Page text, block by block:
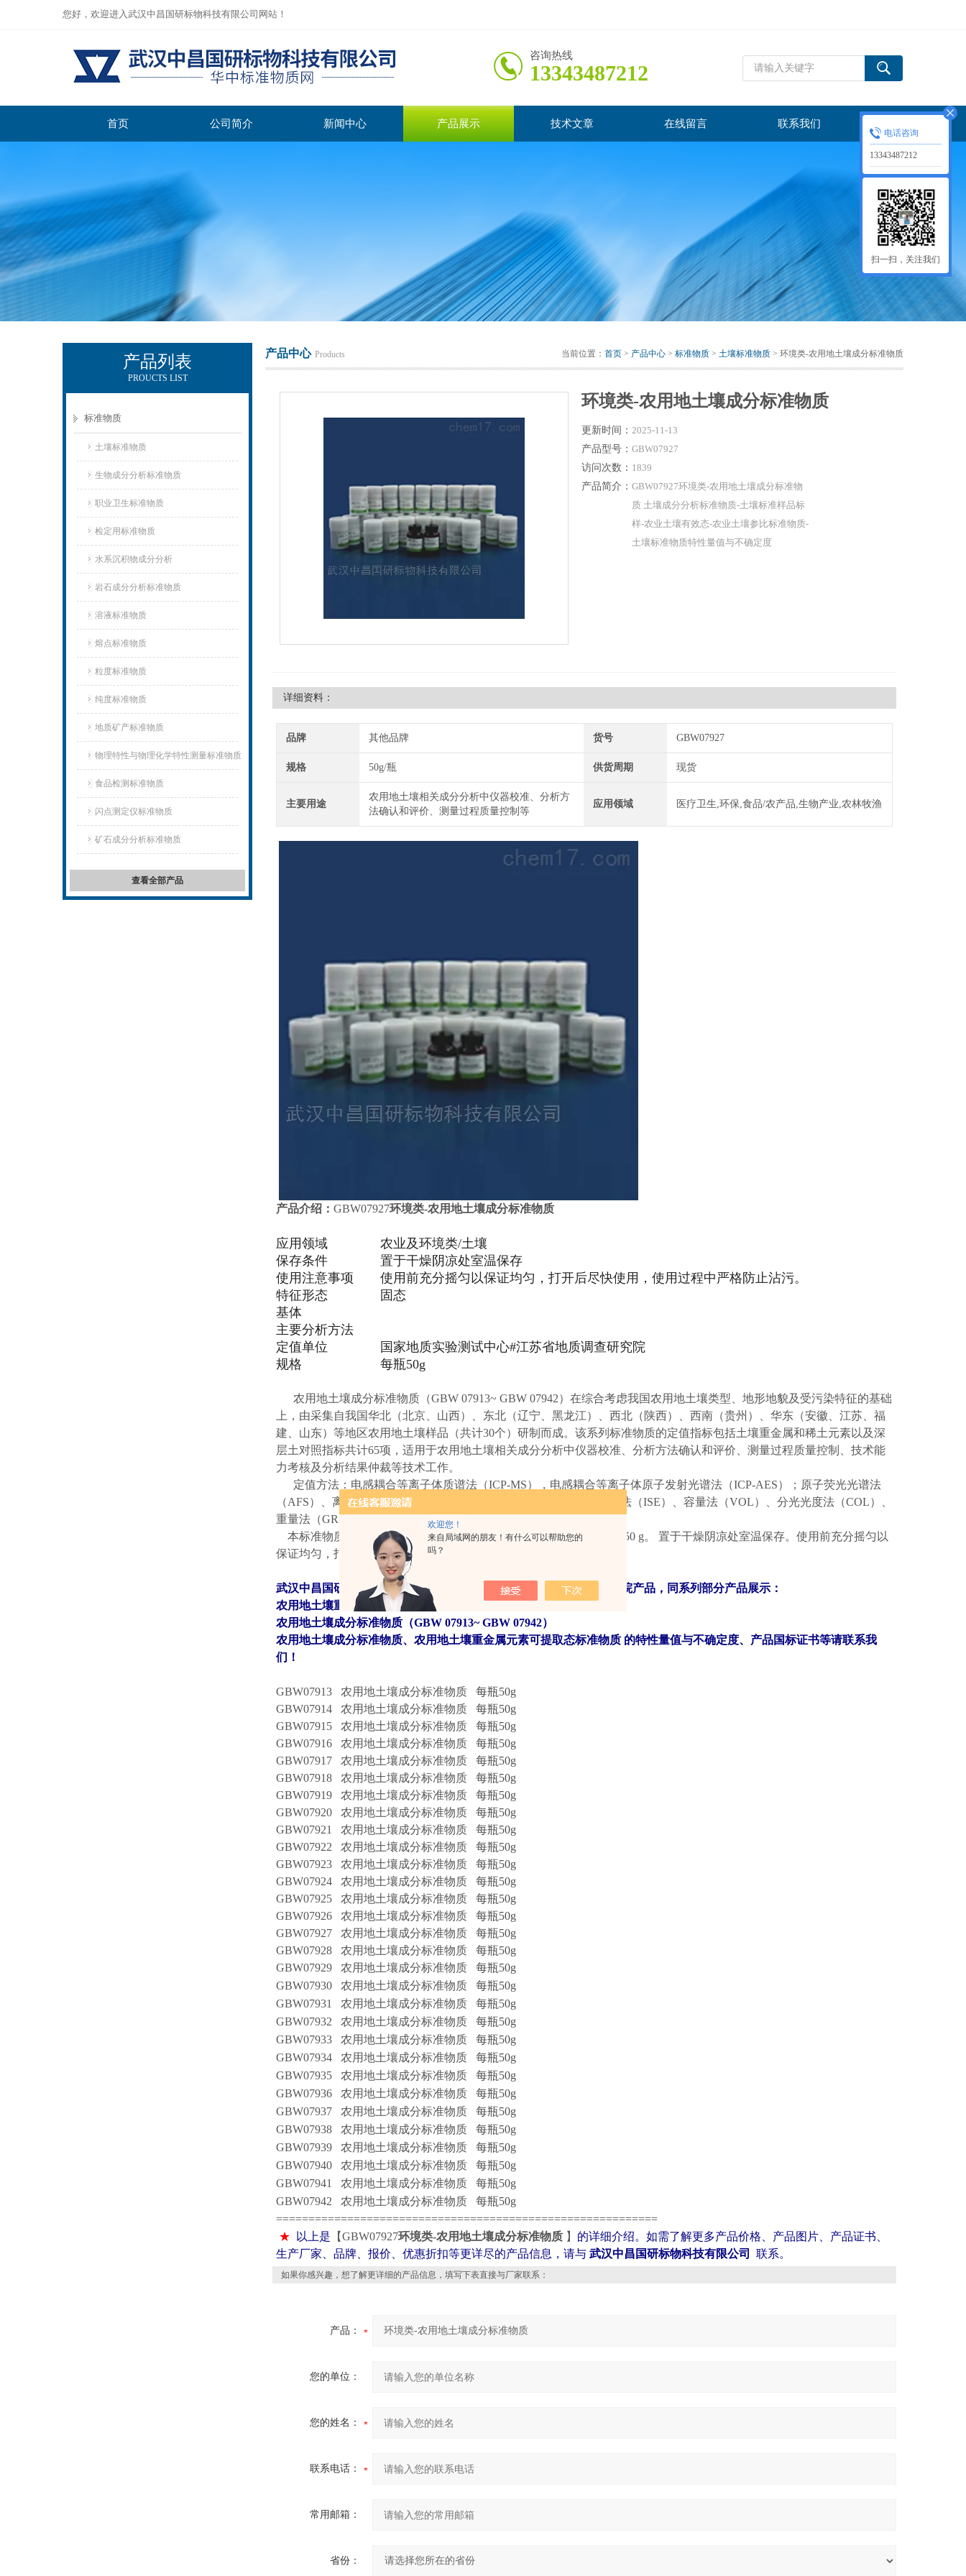
欢迎您！
来自局域网的朋友！有什么可以帮助您的
吗？
您好，欢迎进入武汉中昌国研标物科技有限公司网站！
咨询热线
13343487212
首页 公司简介 新闻中心 产品展示 技术文章 在线留言 联系我们
产品列表
PROUCTS LIST
标准物质
土壤标准物质
生物成分分析标准物质
职业卫生标准物质
检定用标准物质
水系沉积物成分分析
岩石成分分析标准物质
溶液标准物质
熔点标准物质
粒度标准物质
纯度标准物质
地质矿产标准物质
物理特性与物理化学特性测量标准物质
食品检测标准物质
闪点测定仪标准物质
矿石成分分析标准物质
查看全部产品
产品中心 Products 当前位置： 首页 > 产品中心 > 标准物质 > 土壤标准物质 > 环境类-农用地土壤成分标准物质
环境类-农用地土壤成分标准物质
更新时间： 2025-11-13
产品型号： GBW07927
访问次数： 1839
产品简介： GBW07927环境类-农用地土壤成分标准物
质 土壤成分分析标准物质-土壤标准样品标
样-农业土壤有效态-农业土壤参比标准物质-
土壤标准物质特性量值与不确定度
详细资料：
品牌 其他品牌 货号 GBW07927
规格 50g/瓶 供货周期 现货
主要用途
农用地土壤相关成分分析中仪器校准、分析方
法确认和评价、测量过程质量控制等
应用领域 医疗卫生,环保,食品/农产品,生物产业,农林牧渔
产品介绍： GBW07927环境类-农用地土壤成分标准物质
应用领域
农业及环境类/土壤
保存条件
置于干燥阴凉处室温保存
使用注意事项
使用前充分摇匀以保证均匀，打开后尽快使用，使用过程中严格防止沾污。
特征形态
固态
基体
主要分析方法
定值单位
国家地质实验测试中心#江苏省地质调查研究院
规格
每瓶50g
农用地土壤成分标准物质（GBW 07913~ GBW 07942）在综合考虑我国农用地土壤类型、地形地貌及受污染特征的基础
上，由采集自我国华北（北京、山西）、东北（辽宁、黑龙江）、西北（陕西）、西南（贵州）、华东（安徽、江苏、福
建、山东）等地区农用地土壤样品（共计30个）研制而成。该系列标准物质的定值指标包括土壤重金属和稀土元素以及深
层土对照指标共计65项，适用于农用地土壤相关成分分析中仪器校准、分析方法确认和评价、测量过程质量控制、技术能
力考核及分析结果仲裁等技术工作。
定值方法：电感耦合等离子体质谱法（ICP-MS），电感耦合等离子体原子发射光谱法（ICP-AES）；原子荧光光谱法
（AFS）、离子色谱法、原子吸收光谱法（AAS）、离子选择性电极法（ISE）、容量法（VOL）、分光光度法（COL）、
重量法（GR）等。
本标准物质采用密封性良好的棕色玻璃瓶包装，外套塑料瓶，每瓶 50 g。 置于干燥阴凉处室温保存。使用前充分摇匀以
保证均匀，打开后尽快使用，使用 过程中严格防止沾污。
武汉中昌国研标物产品种类齐全，价格实惠，授权代理销售地质研究院产品，同系列部分产品展示：
农用地土壤重金属元素可提取态标准物质（GBW07943~GBW07964）
农用地土壤成分标准物质（GBW 07913~ GBW 07942）
农用地土壤成分标准物质、农用地土壤重金属元素可提取态标准物质 的特性量值与不确定度、产品国标证书等请联系我
们！
GBW07913 农用地土壤成分标准物质 每瓶50g
GBW07914 农用地土壤成分标准物质 每瓶50g
GBW07915 农用地土壤成分标准物质 每瓶50g
GBW07916 农用地土壤成分标准物质 每瓶50g
GBW07917 农用地土壤成分标准物质 每瓶50g
GBW07918 农用地土壤成分标准物质 每瓶50g
GBW07919 农用地土壤成分标准物质 每瓶50g
GBW07920 农用地土壤成分标准物质 每瓶50g
GBW07921 农用地土壤成分标准物质 每瓶50g
GBW07922 农用地土壤成分标准物质 每瓶50g
GBW07923 农用地土壤成分标准物质 每瓶50g
GBW07924 农用地土壤成分标准物质 每瓶50g
GBW07925 农用地土壤成分标准物质 每瓶50g
GBW07926 农用地土壤成分标准物质 每瓶50g
GBW07927 农用地土壤成分标准物质 每瓶50g
GBW07928 农用地土壤成分标准物质 每瓶50g
GBW07929 农用地土壤成分标准物质 每瓶50g
GBW07930 农用地土壤成分标准物质 每瓶50g
GBW07931 农用地土壤成分标准物质 每瓶50g
GBW07932 农用地土壤成分标准物质 每瓶50g
GBW07933 农用地土壤成分标准物质 每瓶50g
GBW07934 农用地土壤成分标准物质 每瓶50g
GBW07935 农用地土壤成分标准物质 每瓶50g
GBW07936 农用地土壤成分标准物质 每瓶50g
GBW07937 农用地土壤成分标准物质 每瓶50g
GBW07938 农用地土壤成分标准物质 每瓶50g
GBW07939 农用地土壤成分标准物质 每瓶50g
GBW07940 农用地土壤成分标准物质 每瓶50g
GBW07941 农用地土壤成分标准物质 每瓶50g
GBW07942 农用地土壤成分标准物质 每瓶50g
===========================================================
★
以上是 【GBW07927环境类-农用地土壤成分标准物质 】 的详细介绍。如需了解更多产品价格、产品图片、产品证书、
生产厂家、品牌、报价、优惠折扣等更详尽的产品信息，请与 武汉中昌国研标物科技有限公司 联系。
如果你感兴趣，想了解更详细的产品信息，填写下表直接与厂家联系：
产品：
您的单位：
您的姓名：
联系电话：
常用邮箱：
省份：
电话咨询
13343487212
扫一扫，关注我们